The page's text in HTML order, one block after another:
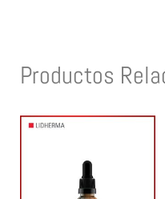
Productos